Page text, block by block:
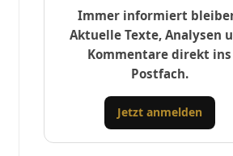
Immer informiert
Aktuelle Texte, Analysen
Kommentare direkt ins
Postfach.
Jetzt anmelden